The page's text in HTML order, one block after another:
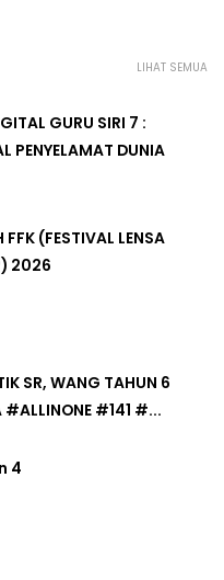
LIHAT SEMUA
GURU SIRI 7 :
PENYELAMAT DUNIA
(FESTIVAL LENSA
2026
SR, WANG TAHUN 6
#ALLINONE #141 #...
4